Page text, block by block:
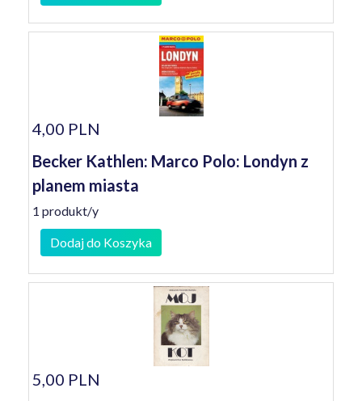
4,00 PLN
Becker Kathlen: Marco Polo: Londyn z
planem miasta
1 produkt/y
Dodaj do Koszyka
5,00 PLN